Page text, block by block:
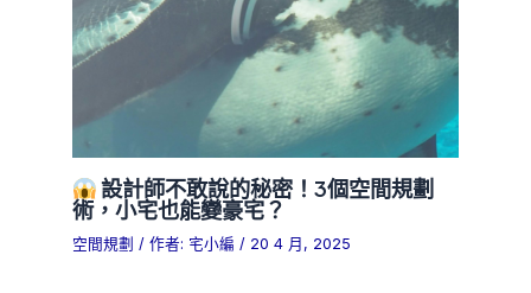
設計師不敢說的秘密！3個空間規劃
術，小宅也能變豪宅？
空間規劃 / 作者: 宅小編/ 20 4 月, 2025